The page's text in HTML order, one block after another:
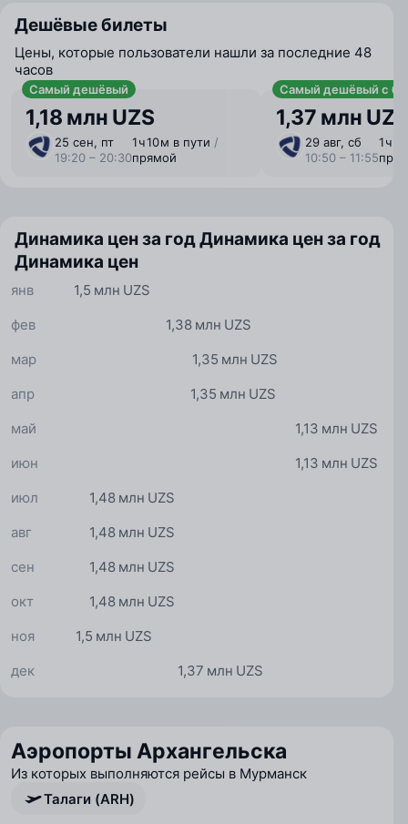
Дешёвые билеты
Цены, которые пользователи нашли за последние 48
часов
Самый дешёвый
1,18 млн UZS
25 сен, пт
19:20 – 20:30
1 ⁠ч 10 ⁠м в пути /
прямой
Самый дешёвый с
1,37 млн UZS
29 авг, сб
10:50 – 11:55
1 ⁠ч
Динамика цен за годДинамика цен за год
Динамика цен
1,5 млн UZS
янв
1,38 млн UZS
фев
1,35 млн UZS
мар
1,35 млн UZS
апр
1,13 млн UZS
май
1,13 млн UZS
июн
1,48 млн UZS
июл
1,48 млн UZS
авг
1,48 млн UZS
сен
1,48 млн UZS
окт
1,5 млн UZS
ноя
1,37 млн UZS
дек
Аэропорты Архангельска
Из которых выполняются рейсы в Мурманск
Талаги (ARH)